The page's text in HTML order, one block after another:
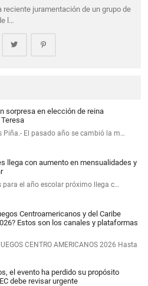
reciente juramentación de un grupo de
l…
sorpresa en elección de reina
Piña.- El pasado año se cambió la m…
llega con aumento en mensualidades y
para el año escolar próximo llega c…
Centroamericanos y del Caribe
Estos son los canales y plataformas
CENTRO AMERICANOS 2026 Hasta
el evento ha perdido su propósito
debe revisar urgente